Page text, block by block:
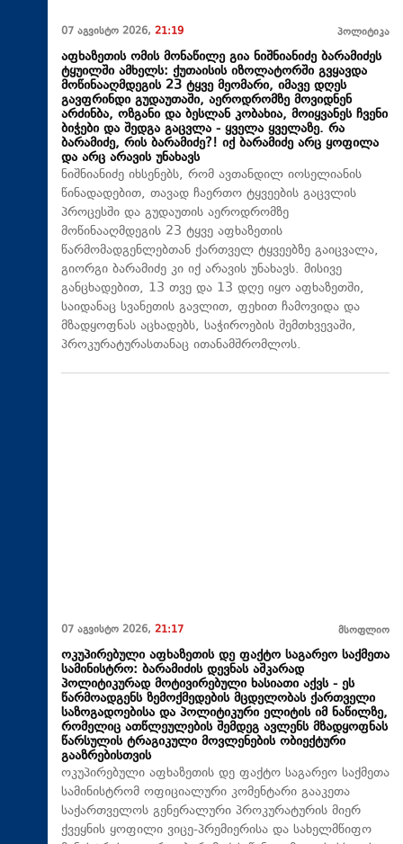
07 აგვისტო 2026, 21:19 პოლიტიკა
აფხაზეთის ომის მონაწილე გია ნიშნიანიძე ბარამიძეს
ტყუილში ამხელს: ქუთაისის იზოლატორში გვყავდა
მოწინააღმდეგის 23 ტყვე მეომარი, იმავე დღეს
გავფრინდი გუდაუთაში, აეროდრომზე მოვიდნენ
არძინბა, ოზგანი და ბესლან კობახია, მოიყვანეს ჩვენი
ბიჭები და შედგა გაცვლა - ყველა ყველაზე. რა
ბარამიძე, რის ბარამიძე?! იქ ბარამიძე არც ყოფილა
და არც არავის უნახავს
ნიშნიანიძე იხსენებს, რომ ავთანდილ იოსელიანის
წინადადებით, თავად ჩაერთო ტყვეების გაცვლის
პროცესში და გუდაუთის აეროდრომზე
მოწინააღმდეგის 23 ტყვე აფხაზეთის
წარმომადგენლებთან ქართველ ტყვეებზე გაიცვალა,
გიორგი ბარამიძე კი იქ არავის უნახავს. მისივე
განცხადებით, 13 თვე და 13 დღე იყო აფხაზეთში,
საიდანაც სვანეთის გავლით, ფეხით ჩამოვიდა და
მზადყოფნას აცხადებს, საჭიროების შემთხვევაში,
პროკურატურასთანაც ითანამშრომლოს.
07 აგვისტო 2026, 21:17 მსოფლიო
ოკუპირებული აფხაზეთის დე ფაქტო საგარეო საქმეთა
სამინისტრო: ბარამიძის დევნას აშკარად
პოლიტიკურად მოტივირებული ხასიათი აქვს - ეს
წარმოადგენს ზემოქმედების მცდელობას ქართველი
საზოგადოებისა და პოლიტიკური ელიტის იმ ნაწილზე,
რომელიც ათწლეულების შემდეგ ავლენს მზადყოფნას
წარსულის ტრაგიკული მოვლენების ობიექტური
გააზრებისთვის
ოკუპირებული აფხაზეთის დე ფაქტო საგარეო საქმეთა
სამინისტრომ ოფიციალური კომენტარი გააკეთა
საქართველოს გენერალური პროკურატურის მიერ
ქვეყნის ყოფილი ვიცე-პრემიერისა და სახელმწიფო